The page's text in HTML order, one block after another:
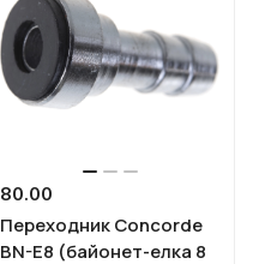
80.00
Переходник Concorde
BN-E8 (байонет-елка 8